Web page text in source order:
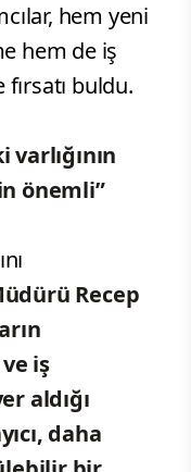
hem yeni
hem de iş
buldu.
önemli”
Recep
iş
aldığı
daha